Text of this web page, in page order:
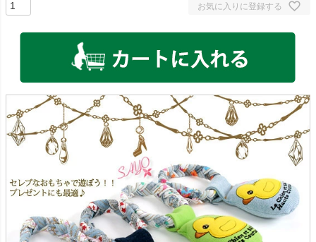
お気に入りに登録する